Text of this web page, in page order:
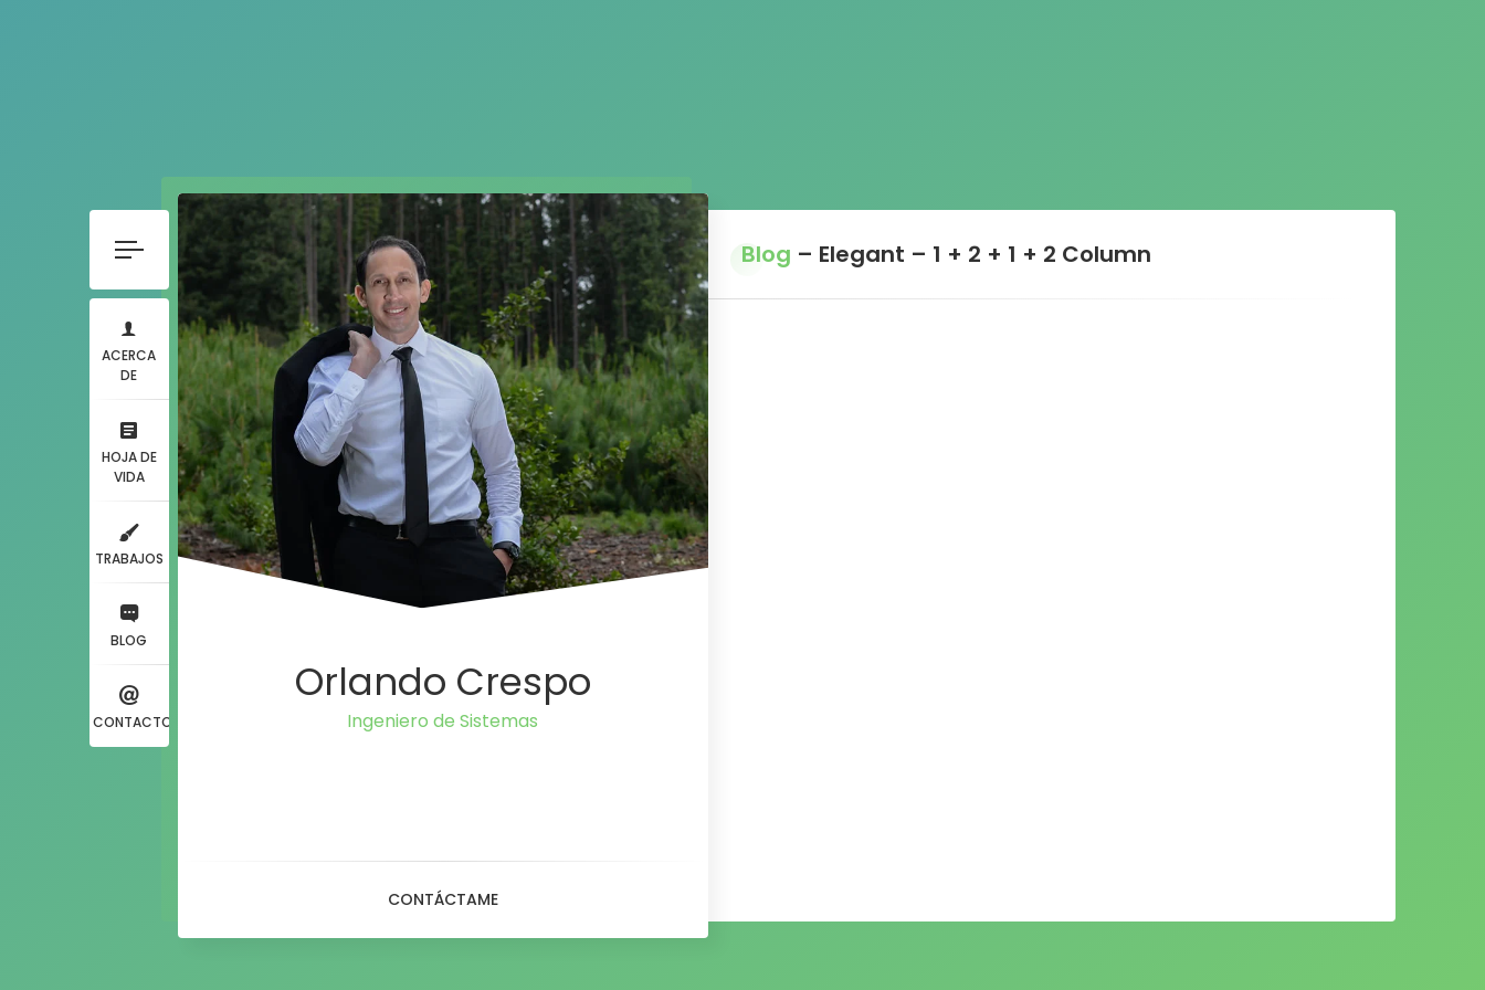
ACERCA
DE
HOJA DE
VIDA
TRABAJOS
BLOG
CONTACTO
Orlando Crespo
Ingeniero de S
CONTÁCTAME
Blog – Elegant – 1 + 2 + 1 + 2 Column